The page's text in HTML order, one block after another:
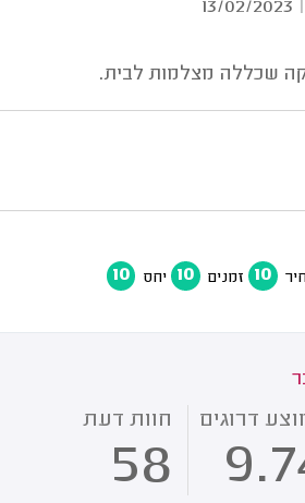
|
13/02/2023
שכללה מצלמות לבית.
10 זמנים 10 יחס 10
דרוגים חוות דעת
58